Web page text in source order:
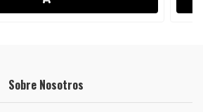
Sobre Nosotros